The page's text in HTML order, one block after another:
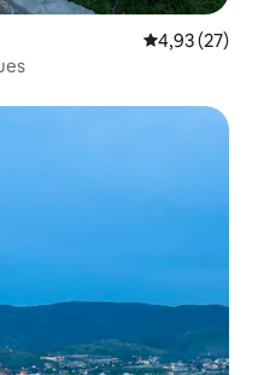
Évaluation
4,93 (27)
appréciés